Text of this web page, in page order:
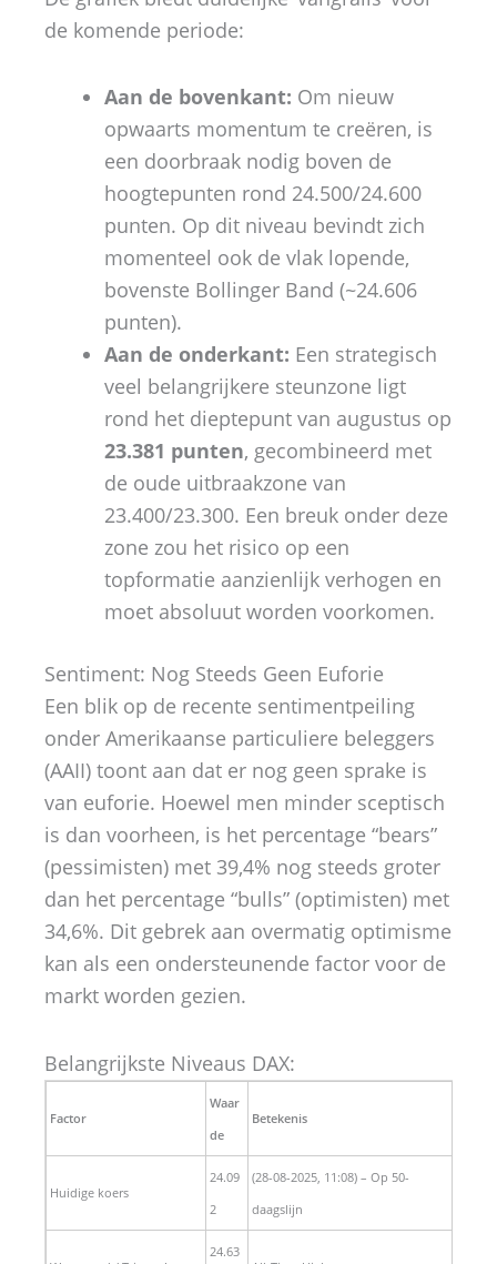
de komende periode:
Aan de bovenkant: Om nieuw
opwaarts momentum te creëren, is
een doorbraak nodig boven de
hoogtepunten rond 24.500/24.600
punten. Op dit niveau bevindt zich
momenteel ook de vlak lopende,
bovenste Bollinger Band (~24.606
punten).
Aan de onderkant: Een strategisch
veel belangrijkere steunzone ligt
rond het dieptepunt van augustus op
23.381 punten, gecombineerd met
de oude uitbraakzone van
23.400/23.300. Een breuk onder deze
zone zou het risico op een
topformatie aanzienlijk verhogen en
moet absoluut worden voorkomen.
Sentiment: Nog Steeds Geen Euforie
Een blik op de recente sentimentpeiling
onder Amerikaanse particuliere beleggers
(AAII) toont aan dat er nog geen sprake is
van euforie. Hoewel men minder sceptisch
is dan voorheen, is het percentage “bears”
(pessimisten) met 39,4% nog steeds groter
dan het percentage “bulls” (optimisten) met
34,6%. Dit gebrek aan overmatig optimisme
kan als een ondersteunende factor voor de
markt worden gezien.
Belangrijkste Niveaus DAX:
Factor
Waar
de
Betekenis
Huidige koers
24.09
2
(28-08-2025, 11:08) – Op 50-
daagslijn
24.63